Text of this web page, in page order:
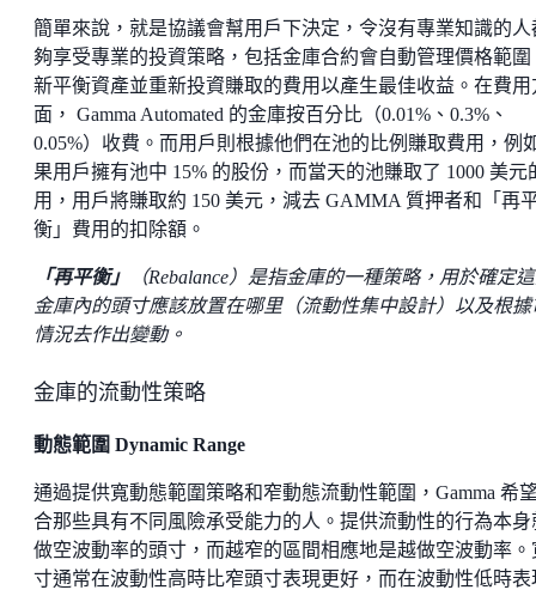
簡單來說，就是協議會幫用戶下決定，令沒有專業知識的人
夠享受專業的投資策略，包括金庫合約會自動管理價格範圍
新平衡資產並重新投資賺取的費用以產生最佳收益。在費用
面， Gamma Automated 的金庫按百分比（0.01%、0.3%、
0.05%）收費。而用戶則根據他們在池的比例賺取費用，例
果用戶擁有池中 15% 的股份，而當天的池賺取了 1000 美元
用，用戶將賺取約 150 美元，減去 GAMMA 質押者和「再
衡」費用的扣除額。
「再平衡」
（Rebalance）是指金庫的一種策略，用於確定
金庫內的頭寸應該放置在哪里（流動性集中設計）以及根據
情況去作出變動。
金庫的流動性策略
動態範圍 Dynamic Range
通過提供寬動態範圍策略和窄動態流動性範圍，Gamma 希
合那些具有不同風險承受能力的人。提供流動性的行為本身
做空波動率的頭寸，而越窄的區間相應地是越做空波動率。
寸通常在波動性高時比窄頭寸表現更好，而在波動性低時表